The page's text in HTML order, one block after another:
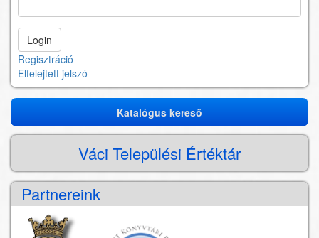
Regisztráció
Elfelejtett jelszó
Katalógus
kereső
Katalógus kereső
Váci Települési Értéktár
Partnereink